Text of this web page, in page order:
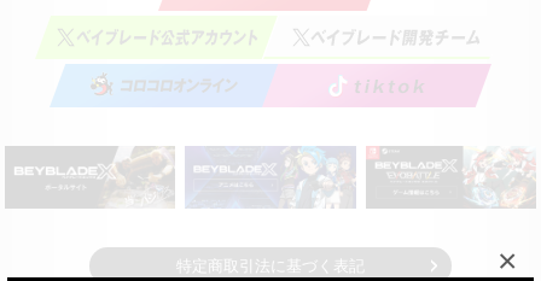
×
特定商取引法に基づく表記